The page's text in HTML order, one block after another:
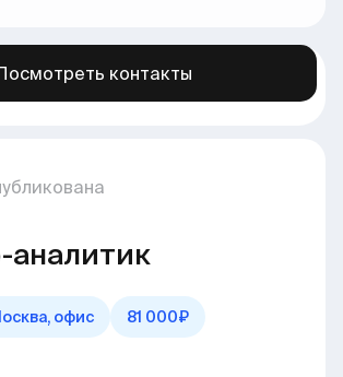
аналитик
офис 81 000₽
контакты
в нашем канале →